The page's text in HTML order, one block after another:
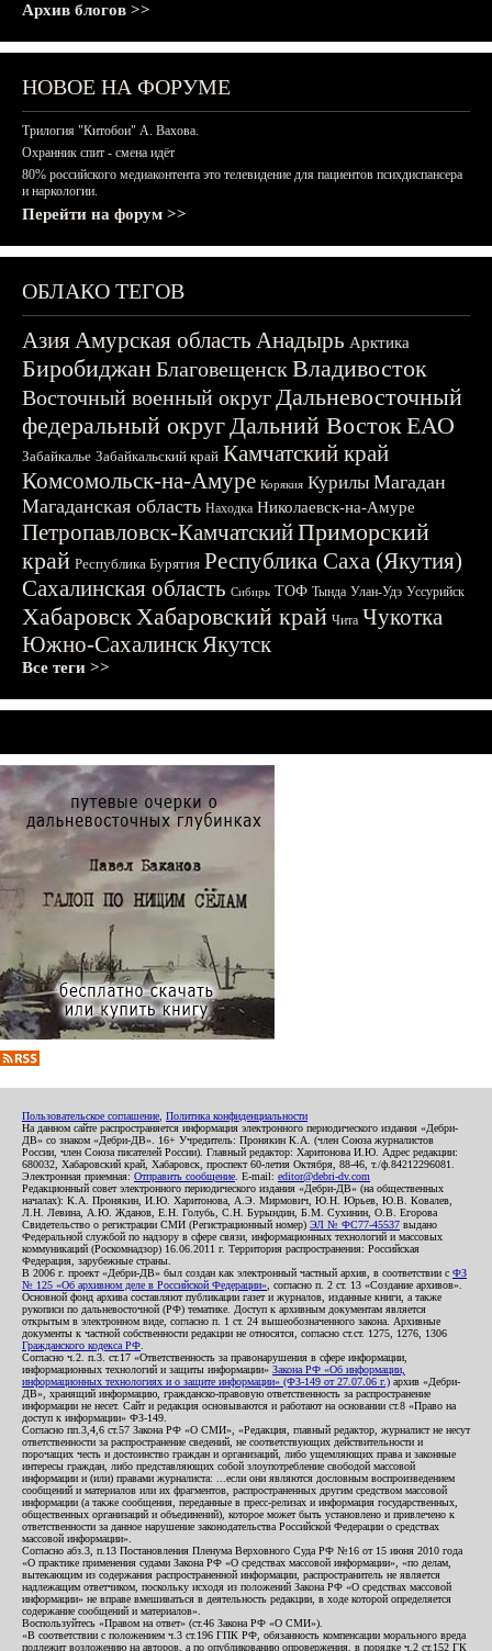
Архив блогов >>
НОВОЕ НА ФОРУМЕ
Трилогия "Китобои" А. Вахова.
Охранник спит - смена идёт
80% российского медиаконтента это телевидение для пациентов психдиспансера
и наркологии.
Перейти на форум >>
ОБЛАКО ТЕГОВ
АзияАмурская область Анадырь Арктика
БиробиджанБлаговещенскВладивосток
Восточный военный округДальневосточный
федеральный округДальний ВостокЕАО
Забайкалье Забайкальский край Камчатский край
Комсомольск-на-Амуре Корякия Курилы Магадан
Магаданская область Находка Николаевск-на-Амуре
Петропавловск-КамчатскийПриморский
край Республика Бурятия Республика Саха (Якутия)
Сахалинская область Сибирь ТОФ Тында Улан-Удэ Уссурийск
ХабаровскХабаровский край Чита Чукотка
Южно-СахалинскЯкутск
Все теги >>
Пользовательское соглашение Политика конфиденциальности
На данном сайте распространяется информация электронного периодического издания «Дебри-
ДВ» со знаком «Дебри-ДВ». 16+ Учредитель: Пронякин К.А. (член Союза журналистов
России, член Союза писателей России). Главный редактор: Харитонова И.Ю. Адрес редакции:
680032, Хабаровский край, Хабаровск, проспект 60-летия Октября, 88-46, т./ф.84212296081.
Электронная приемная: Отправить сообщение . E-mail: editor@debri-dv.com
Редакционный совет электронного периодического издания «Дебри-ДВ» (на общественных
началах): К.А. Пронякин, И.Ю. Харитонова, А.Э. Мирмович, Ю.Н. Юрьев, Ю.В. Ковалев,
Л.Н. Левина, А.Ю. Жданов, Е.Н. Голубь, С.Н. Бурындин, Б.М. Сухинин, О.В. Егорова
Свидетельство о регистрации СМИ (Регистрационный номер) ЭЛ № ФС77-45537 выдано
Федеральной службой по надзору в сфере связи, информационных технологий и массовых
коммуникаций (Роскомнадзор) 16.06.2011 г. Территория распространения: Российская
Федерация, зарубежные страны.
В 2006 г. проект «Дебри-ДВ» был создан как электронный частный архив, в соответствии с ФЗ
№ 125 «Об архивном деле в Российской Федерации» , согласно п. 2 ст. 13 «Создание архивов».
Основной фонд архива составляют публикации газет и журналов, изданные книги, а также
рукописи по дальневосточной (РФ) тематике. Доступ к архивным документам является
открытым в электронном виде, согласно п. 1 ст. 24 вышеобозначенного закона. Архивные
документы к частной собственности редакции не относятся, согласно ст.ст. 1275, 1276, 1306
Гражданского кодекса РФ
Согласно ч.2. п.3. ст.17 «Ответственность за правонарушения в сфере информации,
информационных технологий и защиты информации» Закона РФ «Об информации,
информационных технологиях и о защите информации» (ФЗ-149 от 27.07.06 г.) архив «Дебри-
ДВ», хранящий информацию, гражданско-правовую ответственность за распространение
информации не несет. Сайт и редакция основываются и работают на основании ст.8 «Право на
доступ к информации» ФЗ-149.
Согласно пп.3,4,6 ст.57 Закона РФ «О СМИ», «Редакция, главный редактор, журналист не несут
ответственности за распространение сведений, не соответствующих действительности и
порочащих честь и достоинство граждан и организаций, либо ущемляющих права и законные
интересы граждан, либо представляющих собой злоупотребление свободой массовой
информации и (или) правами журналиста: ...если они являются дословным воспроизведением
сообщений и материалов или их фрагментов, распространенных другим средством массовой
информации (а также сообщения, переданные в пресс-релизах и информация государственных,
общественных организаций и объединений), которое может быть установлено и привлечено к
ответственности за данное нарушение законодательства Российской Федерации о средствах
массовой информации».
Согласно абз.3, п.13 Постановления Пленума Верховного Суда РФ №16 от 15 июня 2010 года
«О практике применения судами Закона РФ «О средствах массовой информации», «по делам,
вытекающим из содержания распространенной информации, распространитель не является
надлежащим ответчиком, поскольку исходя из положений Закона РФ «О средствах массовой
информации» не вправе вмешиваться в деятельность редакции, в ходе которой определяется
содержание сообщений и материалов».
Воспользуйтесь «Правом на ответ» (ст.46 Закона РФ «О СМИ»).
«В соответствии с положением ч.3 ст.196 ГПК РФ, обязанность компенсации морального вреда
подлежит возложению на авторов, а по опубликованию опровержения, в порядке ч.2 ст.152 ГК